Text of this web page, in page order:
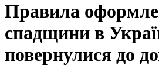
Правила
спадщини в
повернулися до